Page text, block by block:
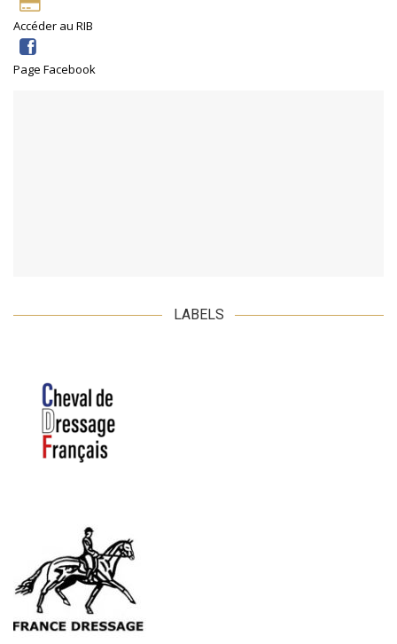
Accéder au RIB
Page Facebook
LABELS